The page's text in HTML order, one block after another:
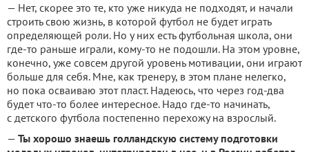
— Нет, скорее это те, кто уже никуда не подходят, и начали
строить свою жизнь, в которой футбол не будет играть
определяющей роли. Но у них есть футбольная школа, они
где-то раньше играли, кому-то не подошли. На этом уровне,
конечно, уже совсем другой уровень мотивации, они играют
больше для себя. Мне, как тренеру, в этом плане нелегко,
но пока осваиваю этот пласт. Надеюсь, что через год-два
будет что-то более интересное. Надо где-то начинать,
с детского футбола постепенно перехожу на взрослый.
— Ты хорошо знаешь голландскую систему подготовки